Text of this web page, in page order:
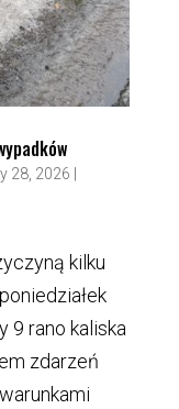
28, 2026
kilku
9 rano kaliska
zdarzeń